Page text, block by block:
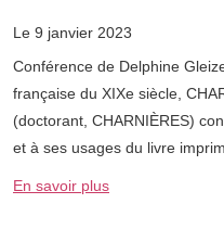
Le 9 janvier 2023
Conférence de Delphine
française du XIXe siècle,
(doctorant, CHARNIÈRES)
et à ses usages du livre
En savoir plus